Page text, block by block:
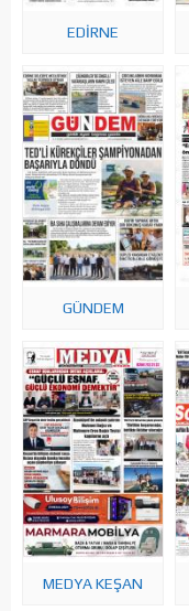
EDİRNE
GÜNDEM
MEDYA KEŞAN